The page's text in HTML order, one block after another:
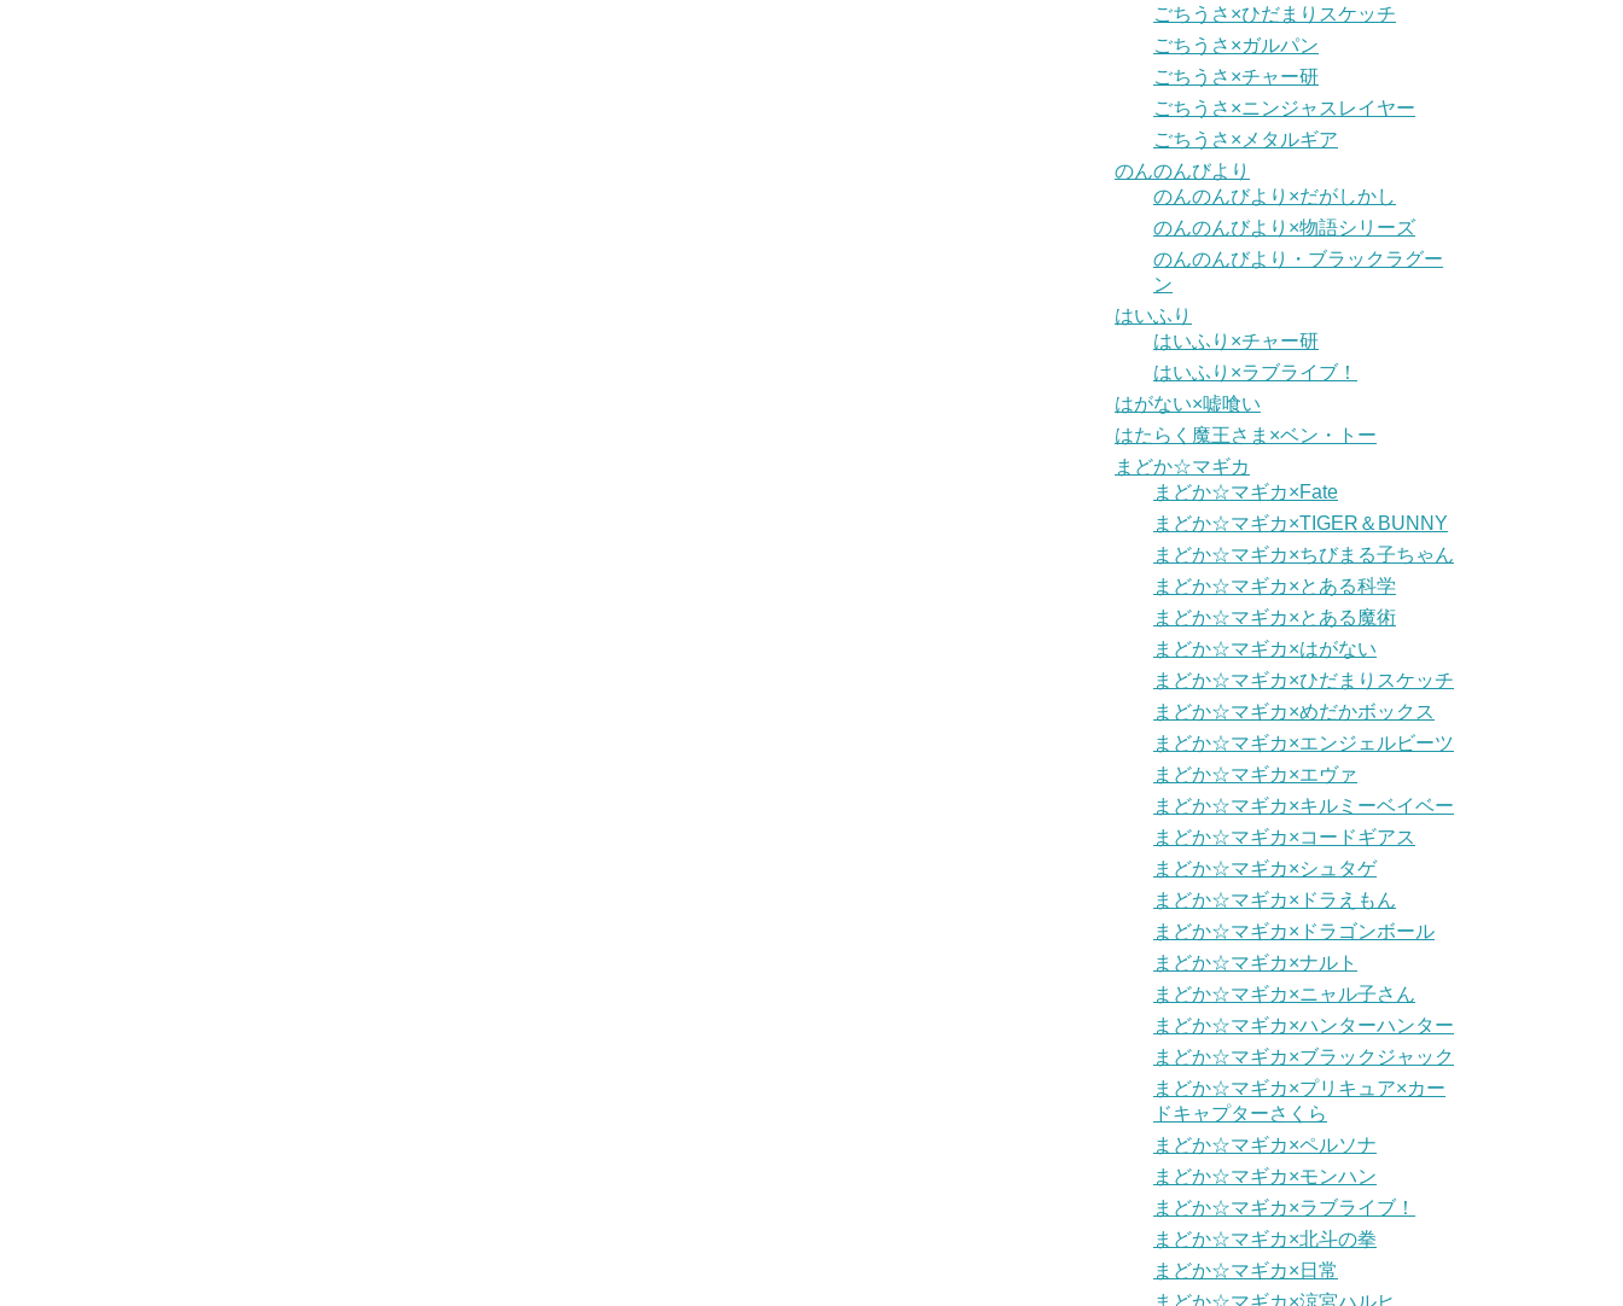
ごちうさ×ひだまりスケッチ
ごちうさ×ガルパン
ごちうさ×チャー研
ごちうさ×ニンジャスレイヤー
ごちうさ×メタルギア
のんのんびより
のんのんびより×だがしかし
のんのんびより×物語シリーズ
のんのんびより・ブラックラグー
ン
はいふり
はいふり×チャー研
はいふり×ラブライブ！
はがない×嘘喰い
はたらく魔王さま×ベン・トー
まどか☆マギカ
まどか☆マギカ×Fate
まどか☆マギカ×TIGER＆BUNNY
まどか☆マギカ×ちびまる子ちゃん
まどか☆マギカ×とある科学
まどか☆マギカ×とある魔術
まどか☆マギカ×はがない
まどか☆マギカ×ひだまりスケッチ
まどか☆マギカ×めだかボックス
まどか☆マギカ×エンジェルビーツ
まどか☆マギカ×エヴァ
まどか☆マギカ×キルミーベイベー
まどか☆マギカ×コードギアス
まどか☆マギカ×シュタゲ
まどか☆マギカ×ドラえもん
まどか☆マギカ×ドラゴンボール
まどか☆マギカ×ナルト
まどか☆マギカ×ニャル子さん
まどか☆マギカ×ハンターハンター
まどか☆マギカ×ブラックジャック
まどか☆マギカ×プリキュア×カー
ドキャプターさくら
まどか☆マギカ×ペルソナ
まどか☆マギカ×モンハン
まどか☆マギカ×ラブライブ！
まどか☆マギカ×北斗の拳
まどか☆マギカ×日常
まどか☆マギカ×涼宮ハルヒ